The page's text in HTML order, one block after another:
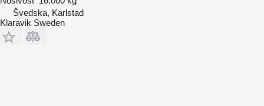
Švedska, Karlstad
Klaravik Sweden